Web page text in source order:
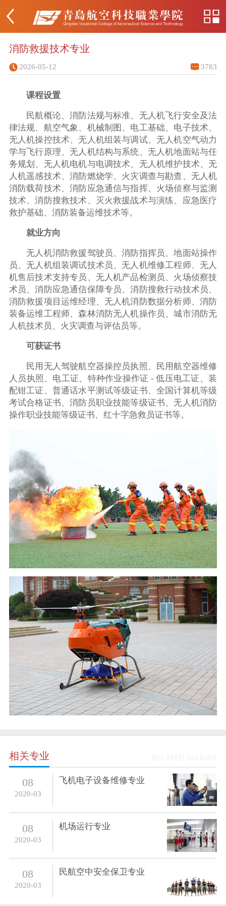
消防救援技术专业
2026-05-12 3783
课程设置
民航概论、消防法规与标准、无人机飞行安全及法
律法规、航空气象、机械制图、电工基础、电子技术、
无人机操控技术、无人机组装与调试、无人机空气动力
学与飞行原理、无人机结构与系统、无人机地面站与任
务规划、无人机电机与电调技术、无人机维护技术、无
人机遥感技术、消防燃烧学、火灾调查与勘查、无人机
消防载荷技术、消防应急通信与指挥、火场侦察与监测
技术、消防搜救技术、灭火救援战术与演练、应急医疗
救护基础、消防装备运维技术等。
就业方向
无人机消防救援驾驶员、消防指挥员、地面站操作
员、无人机组装调试技术员、无人机维修工程师、无人
机售后技术支持专员、无人机产品检测员、火场侦察技
术员、消防应急通信保障专员、消防搜救行动技术员、
消防救援项目运维经理、无人机消防数据分析师、消防
装备运维工程师、森林消防无人机操作员、城市消防无
人机技术员、火灾调查与评估员等。
可获证书
民用无人驾驶航空器操控员执照、民用航空器维修
人员执照、电工证、特种作业操作证 - 低压电工证、装
配钳工证、普通话水平测试等级证书、全国计算机等级
考试合格证书、消防员职业技能等级证书、无人机消防
操作职业技能等级证书、红十字急救员证书等。
相关专业
08
2020-03
飞机电子设备维修专业
08
2020-03
机场运行专业
08
2020-03
民航空中安全保卫专业